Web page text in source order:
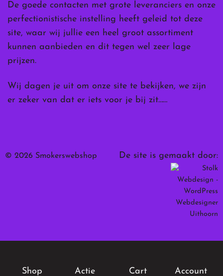
De goede contacten met grote leveranciers en onze
perfectionistische instelling heeft geleid tot deze
site, waar wij jullie een heel groot assortiment
kunnen aanbieden en dit tegen wel zeer lage
prijzen.
Wij dagen je uit om onze site te bekijken, we zijn
er zeker van dat er iets voor je bij zit……
© 2026 Smokerswebshop De site is gemaakt door:
Shop Actie Cart Account